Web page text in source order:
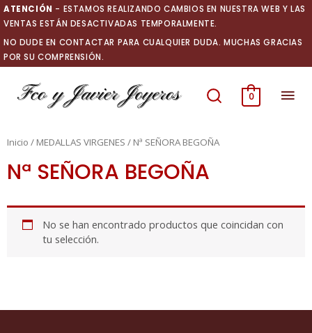
Ir
al
contenido
ATENCIÓN - ESTAMOS REALIZANDO CAMBIOS EN NUESTRA WEB Y LAS
VENTAS ESTÁN DESACTIVADAS TEMPORALMENTE.
NO DUDE EN CONTACTAR PARA CUALQUIER DUDA. MUCHAS GRACIAS
POR SU COMPRENSIÓN.
0
Inicio / MEDALLAS VIRGENES / Nª SEÑORA BEGOÑA
Nª SEÑORA BEGOÑA
No se han encontrado productos que coincidan con
tu selección.